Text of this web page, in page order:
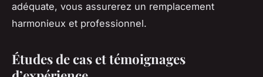
adéquate, vous assurerez un remplacement
harmonieux et professionnel.
Études de cas et témoignages